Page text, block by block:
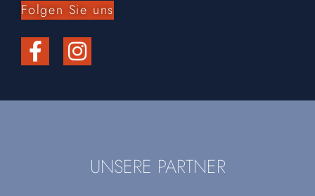
Folgen Sie uns
UNSERE PARTNER